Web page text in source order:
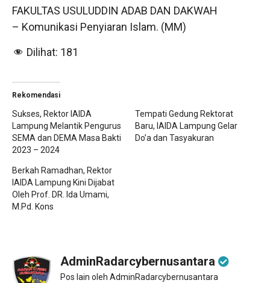
FAKULTAS USULUDDIN ADAB DAN DAKWAH
– Komunikasi Penyiaran Islam. (MM)
Dilihat: 181
Rekomendasi
Sukses, Rektor IAIDA
Lampung Melantik Pengurus
SEMA dan DEMA Masa Bakti
2023 – 2024
Tempati Gedung Rektorat
Baru, IAIDA Lampung Gelar
Do’a dan Tasyakuran
Berkah Ramadhan, Rektor
IAIDA Lampung Kini Dijabat
Oleh Prof. DR. Ida Umami,
M.Pd. Kons
AdminRadarcybernusantara
Pos lain oleh AdminRadarcybernusantara